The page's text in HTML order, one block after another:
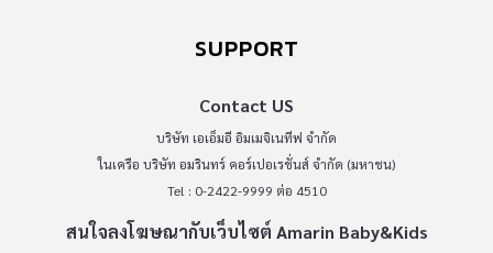
SUPPORT
Contact US
บริษัท เอเอ็มอี อิมเมจิเนทีฟ จำกัด
ในเครือ บริษัท อมรินทร์ คอร์เปอเรชั่นส์ จำกัด (มหาชน)
Tel : 0-2422-9999 ต่อ 4510
สนใจลงโฆษณากับเว็บไซต์ Amarin Baby&Kids